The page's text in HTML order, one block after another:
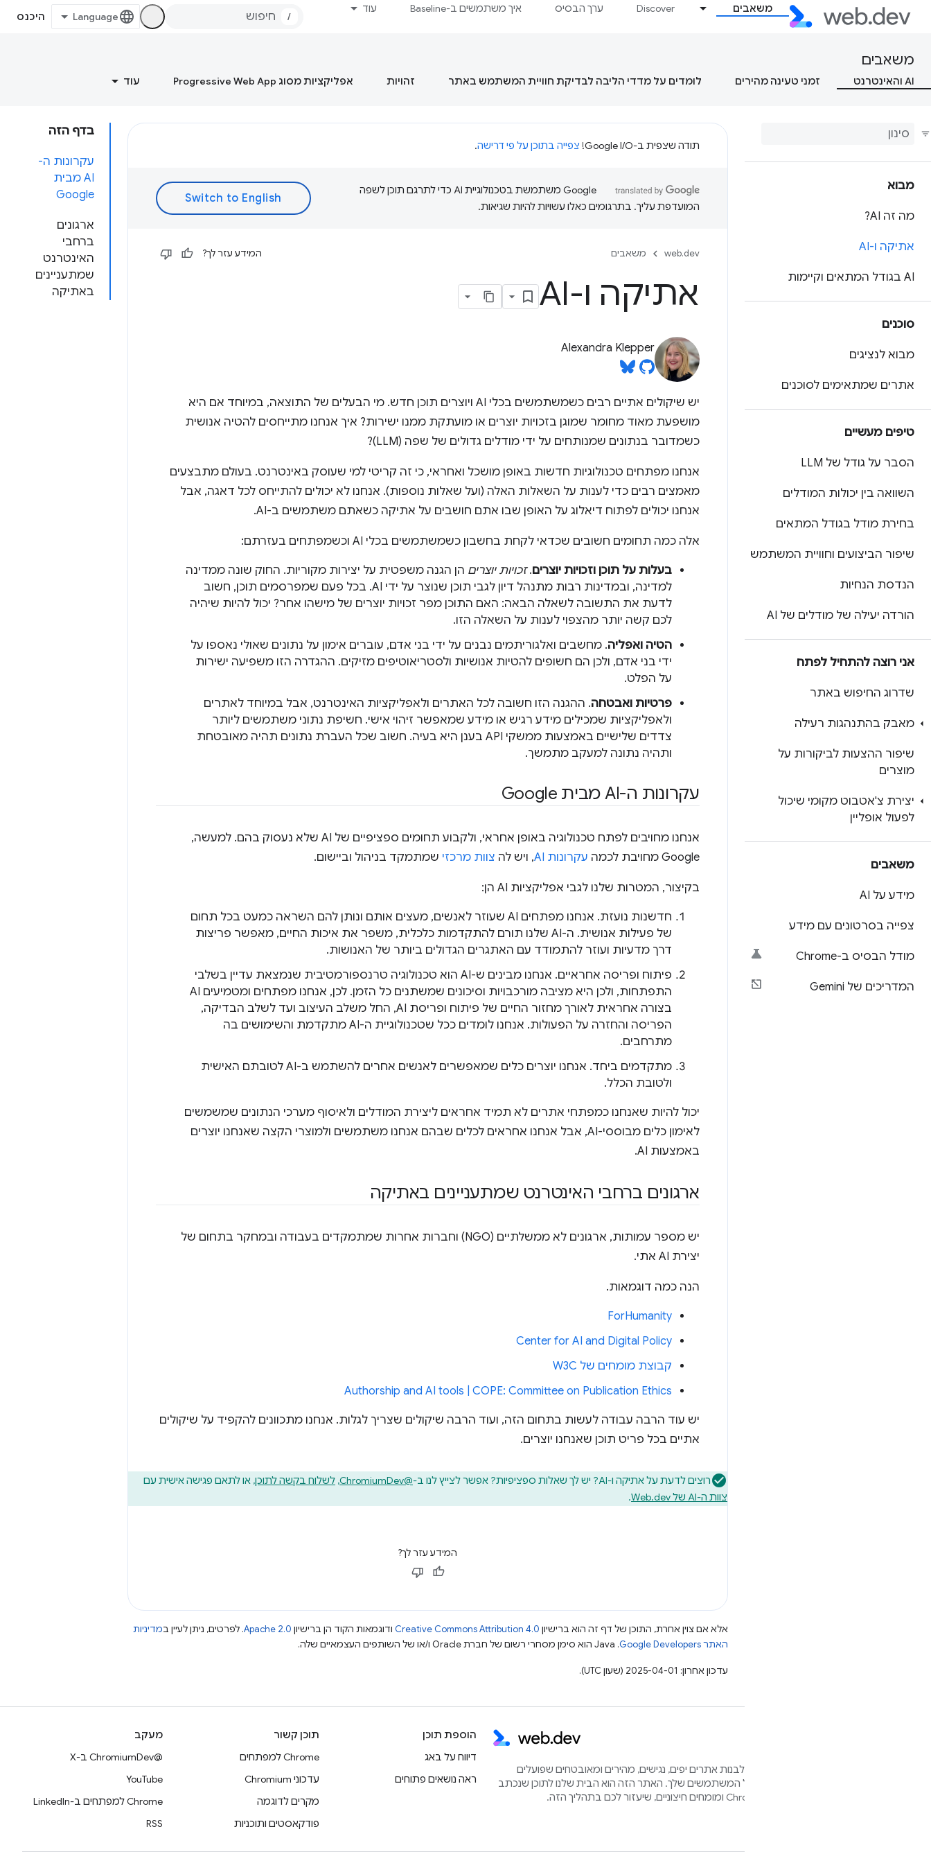
משאבים Discover ערך הבסיס איך משתמשים ב-Baseline עוד
/ היכנס
משאבים
AI והאינטרנט זמני טעינה מהירים לומדים על מדדי הליבה לבדיקת חוויית המשתמש באתר זהויות אפליקציות מסוג Progressive Web App עוד
מבוא
מה זה AI?
אתיקה ו-AI
AI בגודל המתאים וקיימות
סוכנים
מבוא לנציגים
אתרים שמתאימים לסוכנים
טיפים מעשיים
הסבר על גודל של LLM
השוואה בין יכולות המודלים
בחירת מודל בגודל המתאים
שיפור הביצועים וחוויית המשתמש
הנדסת הנחיות
הורדה יעילה של מודלים של AI
אני רוצה להתחיל לפתח
שדרוג החיפוש באתר
מאבק בהתנהגות רעילה
שיפור ההצעות לביקורות על
מוצרים
יצירת צ'אטבוט מקומי שיכול
לפעול אופליין
משאבים
מידע על AI
צפייה בסרטונים עם מידע
מודל הבסיס ב-Chrome
המדריכים של Gemini
בדף הזה
עקרונות ה-
AI מבית
Google
ארגונים
ברחבי
האינטרנט
שמתעניינים
באתיקה
תודה שצפית ב-Google I/O! צפייה בתוכן על פי דרישה.
‫Google משתמשת בטכנולוגיית AI כדי לתרגם תוכן לשפה
המועדפת עליך. בתרגומים כאלו עשויות להיות שגיאות.
web.dev משאבים המידע עזר לך?
אתיקה ו-AI
Alexandra Klepper
יש שיקולים אתיים רבים כשמשתמשים בכלי AI ויוצרים תוכן חדש. מי הבעלים של התוצאה, במיוחד אם היא
מושפעת מאוד מחומר שמוגן בזכויות יוצרים או מועתקת ממנו ישירות? איך אנחנו מתייחסים להטיה אנושית
כשמדובר בנתונים שמנותחים על ידי מודלים גדולים של שפה (LLM)?
אנחנו מפתחים טכנולוגיות חדשות באופן מושכל ואחראי, כי זה קריטי למי שעוסק באינטרנט. בעולם מתבצעים
מאמצים רבים כדי לענות על השאלות האלה (ועל שאלות נוספות). אנחנו לא יכולים להתייחס לכל דאגה, אבל
אנחנו יכולים לפתוח דיאלוג על האופן שבו אתם חושבים על אתיקה כשאתם משתמשים ב-AI.
אלה כמה תחומים חשובים שכדאי לקחת בחשבון כשמשתמשים בכלי AI וכשמפתחים בעזרתם:
בעלות על תוכן וזכויות יוצרים.זכויות יוצרים הן הגנה משפטית על יצירות מקוריות. החוק שונה ממדינה
למדינה, ובמדינות רבות מתנהל דיון לגבי תוכן שנוצר על ידי AI. בכל פעם שמפרסמים תוכן, חשוב
לדעת את התשובה לשאלה הבאה: האם התוכן מפר זכויות יוצרים של מישהו אחר? יכול להיות שיהיה
לכם קשה יותר מהצפוי לענות על השאלה הזו.
הטיה ואפליה. מחשבים ואלגוריתמים נבנים על ידי בני אדם, עוברים אימון על נתונים שאולי נאספו על
ידי בני אדם, ולכן הם חשופים להטיות אנושיות ולסטריאוטיפים מזיקים. ההגדרה הזו משפיעה ישירות
על הפלט.
פרטיות ואבטחה. ההגנה הזו חשובה לכל האתרים ולאפליקציות האינטרנט, אבל במיוחד לאתרים
ולאפליקציות שמכילים מידע רגיש או מידע שמאפשר זיהוי אישי. חשיפת נתוני משתמשים ליותר
צדדים שלישיים באמצעות ממשקי API בענן היא בעיה. חשוב שכל העברת נתונים תהיה מאובטחת
ותהיה נתונה למעקב מתמשך.
עקרונות ה-AI מבית Google
אנחנו מחויבים לפתח טכנולוגיה באופן אחראי, ולקבוע תחומים ספציפיים של AI שלא נעסוק בהם. למעשה,
Google מחויבת לכמה
עקרונות AI , ויש לה צוות מרכזי שמתמקד בניהול וביישום.
בקיצור, המטרות שלנו לגבי אפליקציות AI הן:
חדשנות נועזת. אנחנו מפתחים AI שעוזר לאנשים, מעצים אותם ונותן להם השראה כמעט בכל תחום
של פעילות אנושית. ה-AI שלנו תורם להתקדמות כלכלית, משפר את איכות החיים, מאפשר פריצות
דרך מדעיות ועוזר להתמודד עם האתגרים הגדולים ביותר של האנושות.
פיתוח ופריסה אחראיים. אנחנו מבינים ש-AI הוא טכנולוגיה טרנספורמטיבית שנמצאת עדיין בשלבי
התפתחות, ולכן היא מציבה מורכבויות וסיכונים שמשתנים כל הזמן. לכן, אנחנו מפתחים ומטמיעים AI
בצורה אחראית לאורך מחזור החיים של פיתוח ופריסת AI, החל משלב העיצוב ועד לשלב הבדיקה,
הפריסה והחזרה על הפעולות. אנחנו לומדים ככל שטכנולוגיית ה-AI מתקדמת והשימושים בה
מתרחבים.
מתקדמים ביחד. אנחנו יוצרים כלים שמאפשרים לאנשים אחרים להשתמש ב-AI לטובתם האישית
ולטובת הכלל.
יכול להיות שאנחנו כמפתחי אתרים לא תמיד אחראים ליצירת המודלים ולאיסוף מערכי הנתונים שמשמשים
לאימון כלים מבוססי-AI, אבל אנחנו אחראים לכלים שבהם אנחנו משתמשים ולמוצרי הקצה שאנחנו יוצרים
באמצעות AI.
ארגונים ברחבי האינטרנט שמתעניינים באתיקה
יש מספר עמותות, ארגונים לא ממשלתיים (NGO) וחברות אחרות שמתמקדים בעבודה ובמחקר בתחום של
יצירת AI אתי.
הנה כמה דוגמאות.
ForHumanity
Center for AI and Digital Policy
קבוצת מומחים של W3C
Authorship and AI tools | COPE: Committee on Publication Ethics
יש עוד הרבה עבודה לעשות בתחום הזה, ועוד הרבה שיקולים שצריך לגלות. אנחנו מתכוונים להקפיד על שיקולים
אתיים בכל פריט תוכן שאנחנו יוצרים.
רוצים לדעת על אתיקה ו-AI? יש לך שאלות ספציפיות? אפשר לצייץ לנו ב- @ChromiumDev
, לשלוח בקשה לתוכן, או לתאם פגישה אישית עם
צוות ה-AI של Web.dev
.
המידע עזר לך?
אלא אם צוין אחרת, התוכן של דף זה הוא ברישיון Creative Commons Attribution 4.0 ודוגמאות הקוד הן ברישיון Apache 2.0. לפרטים, ניתן לעיין במדיניות
האתר Google Developers‏
.‏ Java הוא סימן מסחרי רשום של חברת Oracle ו/או של השותפים העצמאיים שלה.
עדכון אחרון: 2025-04-01 (שעון UTC).
אנחנו רוצים לעזור לך לבנות אתרים יפים, נגישים, מהירים ומאובטחים שפועלים
בדפדפנים שונים ולכל המשתמשים שלך. האתר הזה הוא הבית שלנו לתוכן שנכתב
הוספת תוכן
דיווח על באג
ראה נושאים פתוחים
תוכן קשור
Chrome למפתחים
עדכוני Chromium
מקרים לדוגמה
פודקאסטים ותוכניות
מעקב
@ChromiumDev ב-X
YouTube
Chrome למפתחים ב-LinkedIn
RSS